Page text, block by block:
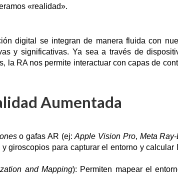
«realidad».
digital se integran de manera fluida con
y significativas. Ya sea a través de
la RA nos permite interactuar con capas de
Aumentada
o gafas AR (ej:Apple Vision Pro, Meta
giroscopios para capturar el entorno y calcular
and Mapping): Permiten mapear el